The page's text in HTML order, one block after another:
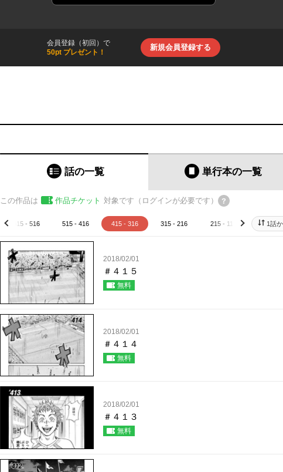
会員登録（初回）で
50pt プレゼント！
新規会員登録する
話の一覧 単行本の一覧
この作品は 作品チケット 対象です（ログインが必要です）
615 - 516 515 - 416 415 - 316 315 - 216 215 - 116 115 - 16
prev next 1話
2018/02/01
＃４１５
無料
2018/02/01
＃４１４
無料
2018/02/01
＃４１３
無料